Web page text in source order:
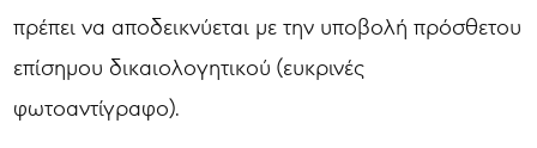
πρέπει να αποδεικνύεται με την υποβολή πρόσθετου
επίσημου δικαιολογητικού (ευκρινές
φωτοαντίγραφο).